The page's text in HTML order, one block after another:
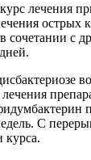
лечения
сочетании с
С
курса.